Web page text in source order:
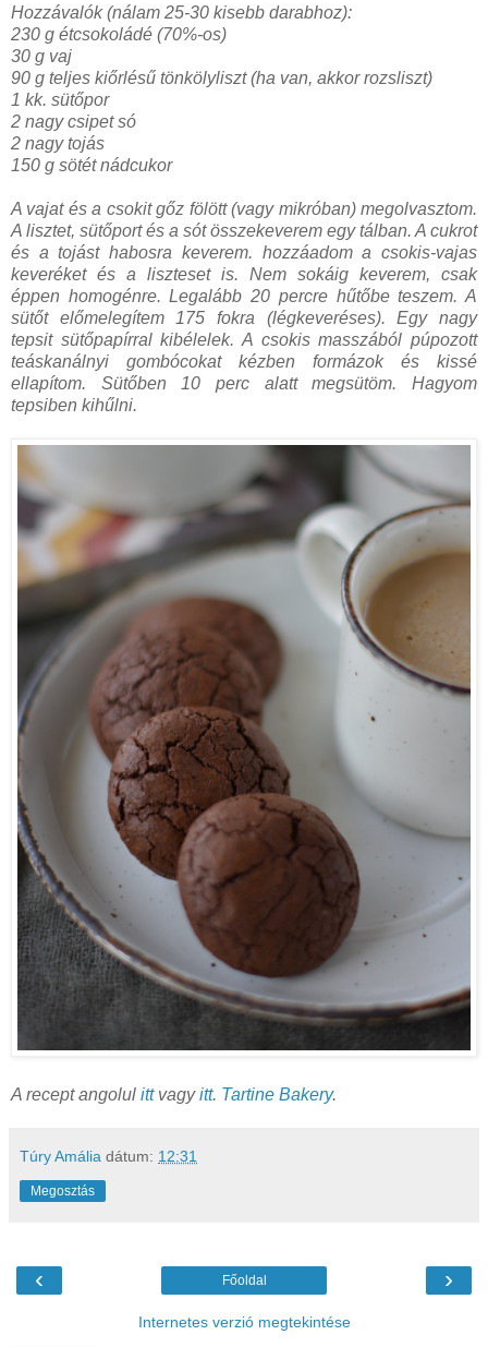
Hozzávalók (nálam 25-30 kisebb darabhoz):
230 g étcsokoládé (70%-os)
30 g vaj
90 g teljes kiőrlésű tönkölyliszt (ha van, akkor rozsliszt)
1 kk. sütőpor
2 nagy csipet só
2 nagy tojás
150 g sötét nádcukor
A vajat és a csokit gőz fölött (vagy mikróban) megolvasztom.
A lisztet, sütőport és a sót összekeverem egy tálban. A cukrot
és a tojást habosra keverem. hozzáadom a csokis-vajas
keveréket és a liszteset is. Nem sokáig keverem, csak
éppen homogénre. Legalább 20 percre hűtőbe teszem. A
sütőt előmelegítem 175 fokra (légkeveréses). Egy nagy
tepsit sütőpapírral kibélelek. A csokis masszából púpozott
teáskanálnyi gombócokat kézben formázok és kissé
ellapítom. Sütőben 10 perc alatt megsütöm. Hagyom
tepsiben kihűlni.
A recept angolul ittvagyitt. Tartine Bakery.
Túry Amália dátum: 12:31
Megosztás
‹ ›
Főoldal
Internetes verzió megtekintése